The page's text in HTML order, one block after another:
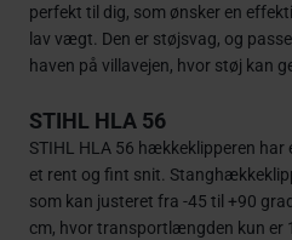
perfekt til dig, som ønsker en
lav vægt. Den er støjsvag, og
haven på villavejen, hvor støj kan
STIHL HLA 56
STIHL HLA 56 hækkeklipperen har
et rent og fint snit.
som kan justeret fra -45 til +90
cm, hvor transportlængden kun er